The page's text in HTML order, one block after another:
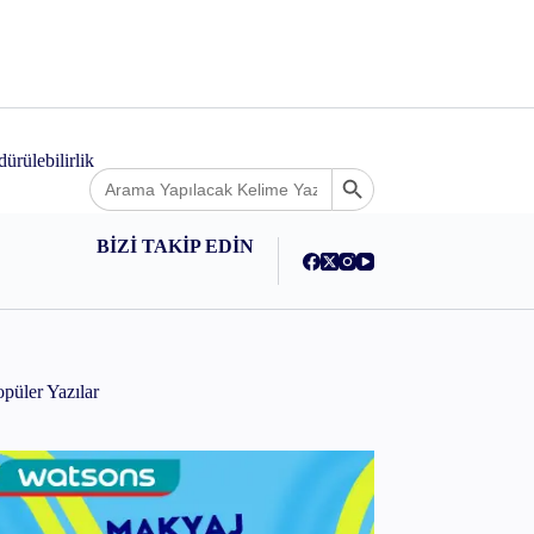
Search
for:
Search Button
BİZİ TAKİP EDİN
Yazılar